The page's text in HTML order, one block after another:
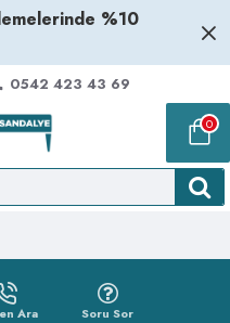
%10
0542 423 43 69
0
Ara Soru Sor